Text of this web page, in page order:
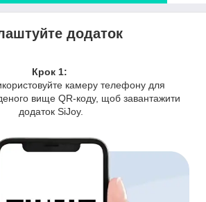
додаток
Крок 1:
камеру телефону для
вище QR-коду, щоб завантажити
додаток SiJoy.